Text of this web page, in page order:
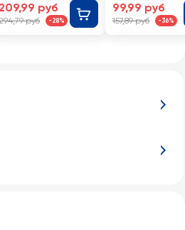
209,99 руб
руб -28%
99,99 руб
157,89 руб -36%